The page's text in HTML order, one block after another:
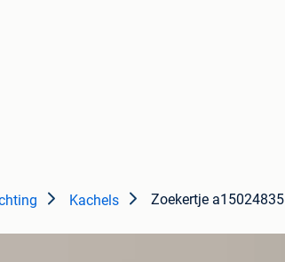
Kachels Zoekertje a15024835